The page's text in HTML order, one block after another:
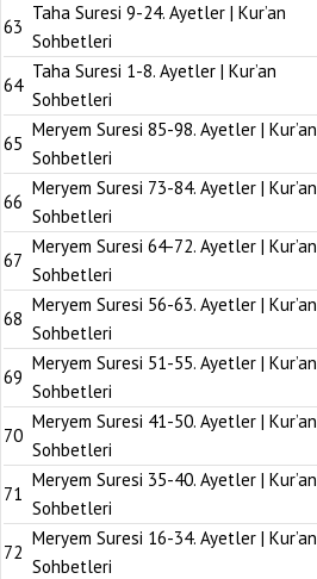
63
Taha Suresi 9-24. Ayetler | Kur’an
Sohbetleri
64
Taha Suresi 1-8. Ayetler | Kur’an
Sohbetleri
65
Meryem Suresi 85-98. Ayetler | Kur’an
Sohbetleri
66
Meryem Suresi 73-84. Ayetler | Kur’an
Sohbetleri
67
Meryem Suresi 64-72. Ayetler | Kur’an
Sohbetleri
68
Meryem Suresi 56-63. Ayetler | Kur’an
Sohbetleri
69
Meryem Suresi 51-55. Ayetler | Kur’an
Sohbetleri
70
Meryem Suresi 41-50. Ayetler | Kur’an
Sohbetleri
71
Meryem Suresi 35-40. Ayetler | Kur’an
Sohbetleri
72
Meryem Suresi 16-34. Ayetler | Kur’an
Sohbetleri